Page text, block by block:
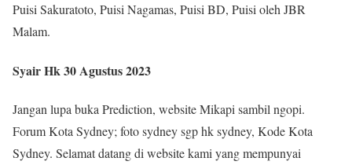
Puisi Sakuratoto, Puisi Nagamas, Puisi BD, Puisi oleh JBR
Malam.
Syair Hk 30 Agustus 2023
Jangan lupa buka Prediction, website Mikapi sambil ngopi.
Forum Kota Sydney; foto sydney sgp hk sydney, Kode Kota
Sydney. Selamat datang di website kami yang mempunyai